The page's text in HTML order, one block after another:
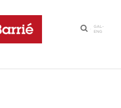
·
GAL-
ENG